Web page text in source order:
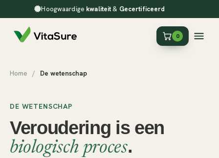
Hoogwaardige kwaliteit& Gecertificeerd
0
Home / De wetenschap
DE WETENSCHAP
Veroudering is een
biologisch proces.